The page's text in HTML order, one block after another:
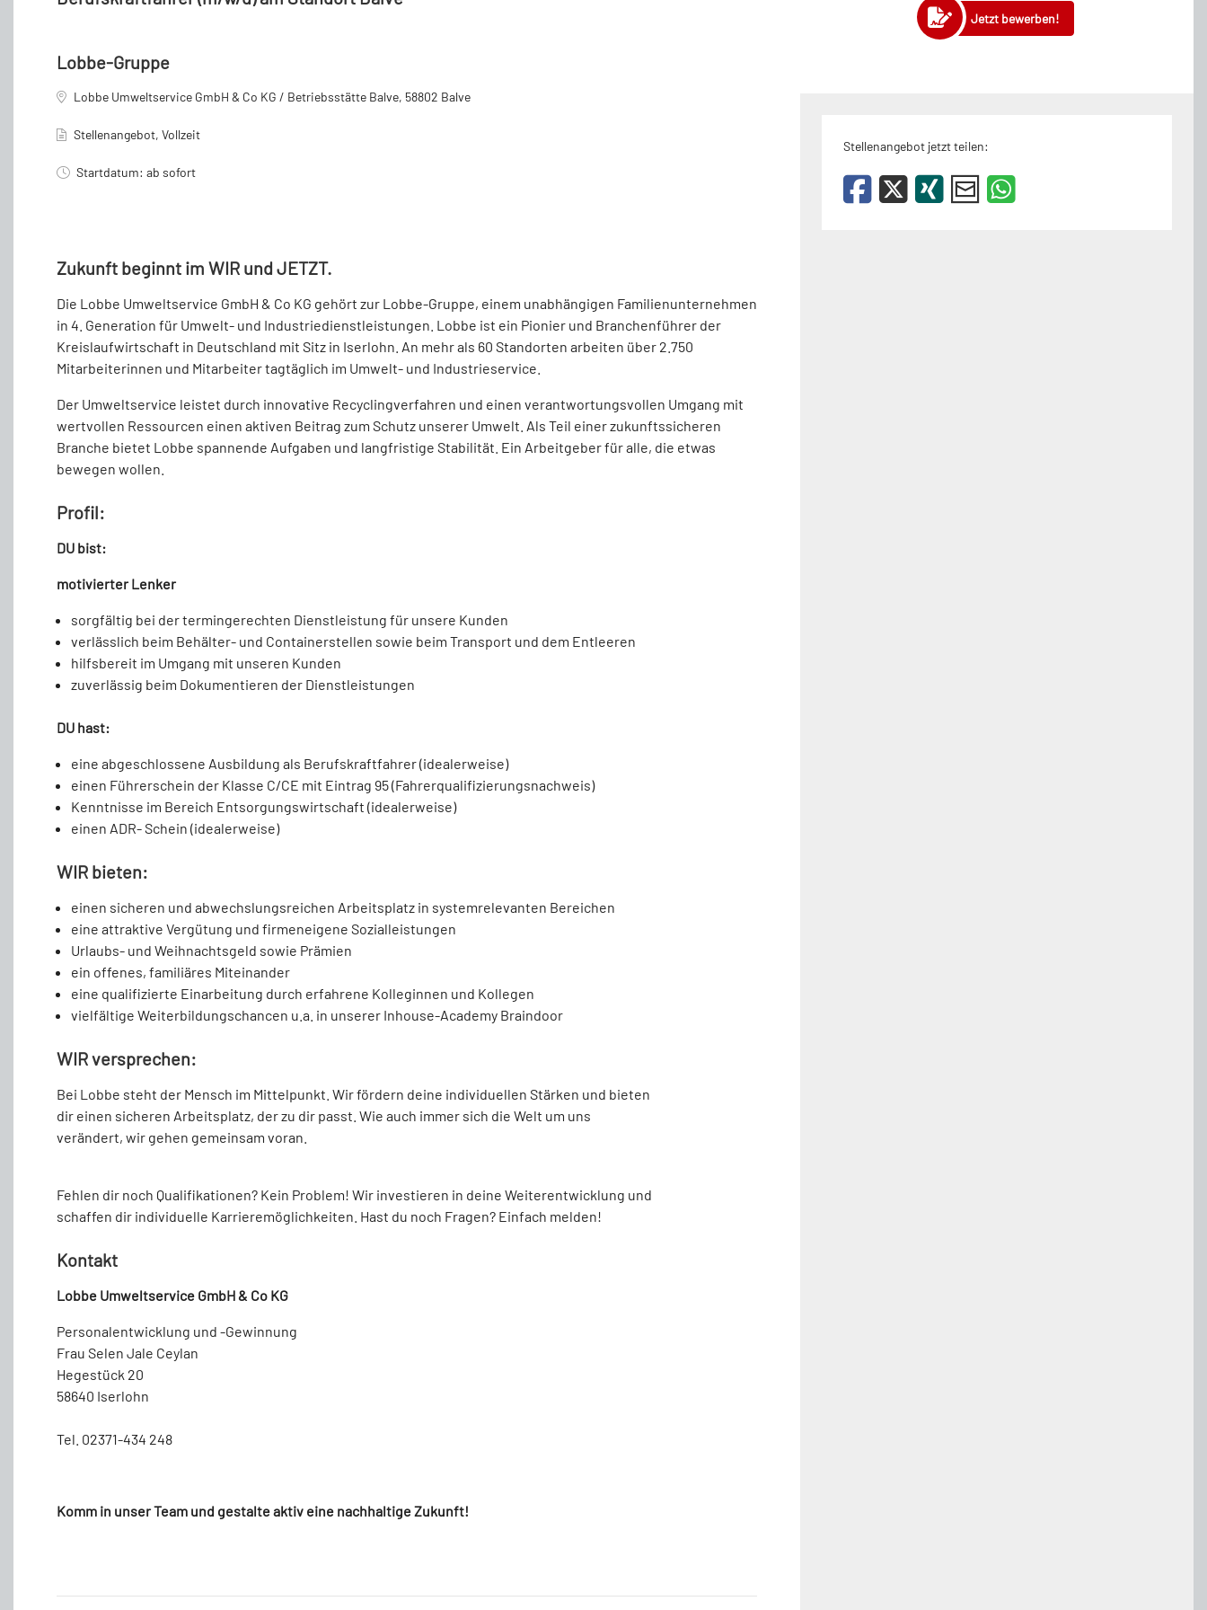
Lobbe-Gruppe
Lobbe Umweltservice GmbH & Co KG / Betriebsstätte Balve, 58802 Balve
Stellenangebot, Vollzeit
Startdatum: ab sofort
Zukunft beginnt im WIR und JETZT.
Die Lobbe Umweltservice GmbH & Co KG gehört zur Lobbe-Gruppe, einem unabhängigen Familienunternehmen
in 4. Generation für Umwelt- und Industriedienstleistungen. Lobbe ist ein Pionier und Branchenführer der
Kreislaufwirtschaft in Deutschland mit Sitz in Iserlohn. An mehr als 60 Standorten arbeiten über 2.750
Mitarbeiterinnen und Mitarbeiter tagtäglich im Umwelt- und Industrieservice.
Der Umweltservice leistet durch innovative Recyclingverfahren und einen verantwortungsvollen Umgang mit
wertvollen Ressourcen einen aktiven Beitrag zum Schutz unserer Umwelt. Als Teil einer zukunftssicheren
Branche bietet Lobbe spannende Aufgaben und langfristige Stabilität. Ein Arbeitgeber für alle, die etwas
bewegen wollen.
Profil:
DU bist:
motivierter Lenker
sorgfältig bei der termingerechten Dienstleistung für unsere Kunden
verlässlich beim Behälter- und Containerstellen sowie beim Transport und dem Entleeren
hilfsbereit im Umgang mit unseren Kunden
zuverlässig beim Dokumentieren der Dienstleistungen
DU hast:
eine abgeschlossene Ausbildung als Berufskraftfahrer (idealerweise)
einen Führerschein der Klasse C/CE mit Eintrag 95 (Fahrerqualifizierungsnachweis)
Kenntnisse im Bereich Entsorgungswirtschaft (idealerweise)
einen ADR- Schein (idealerweise)
WIR bieten:
einen sicheren und abwechslungsreichen Arbeitsplatz in systemrelevanten Bereichen
eine attraktive Vergütung und firmeneigene Sozialleistungen
Urlaubs- und Weihnachtsgeld sowie Prämien
ein offenes, familiäres Miteinander
eine qualifizierte Einarbeitung durch erfahrene Kolleginnen und Kollegen
vielfältige Weiterbildungschancen u.a. in unserer Inhouse-Academy Braindoor
WIR versprechen:
Bei Lobbe steht der Mensch im Mittelpunkt. Wir fördern deine individuellen Stärken und bieten
dir einen sicheren Arbeitsplatz, der zu dir passt. Wie auch immer sich die Welt um uns
verändert, wir gehen gemeinsam voran.
Fehlen dir noch Qualifikationen? Kein Problem! Wir investieren in deine Weiterentwicklung und
schaffen dir individuelle Karrieremöglichkeiten. Hast du noch Fragen? Einfach melden!
Kontakt
Lobbe Umweltservice GmbH & Co KG
Personalentwicklung und -Gewinnung
Frau Selen Jale Ceylan
Hegestück 20
58640 Iserlohn
Tel. 02371-434 248
Komm in unser Team und gestalte aktiv eine nachhaltige Zukunft!
Jetzt bewerben!
Stellenangebot jetzt teilen: